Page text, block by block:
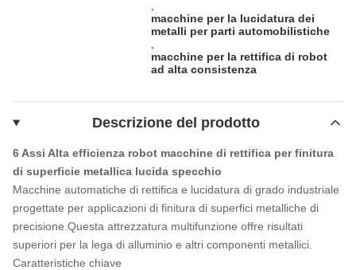
macchine per la lucidatura dei
metalli per parti automobilistiche
macchine per la rettifica di robot
ad alta consistenza
Descrizione del prodotto
6 Assi Alta efficienza robot macchine di rettifica per finitura
di superficie metallica lucida specchio
Macchine automatiche di rettifica e lucidatura di grado industriale
progettate per applicazioni di finitura di superfici metalliche di
precisione.Questa attrezzatura multifunzione offre risultati
superiori per la lega di alluminio e altri componenti metallici.
Caratteristiche chiave